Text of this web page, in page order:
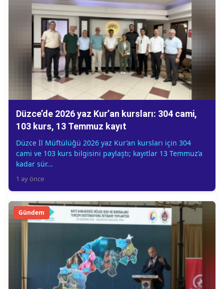
Düzce’de 2026 yaz Kur’an kursları: 304 cami,
103 kurs, 13 Temmuz kayıt
Düzce İl Müftülüğü 2026 yaz Kur’an kursları için 304
cami ve 103 kurs bilgisini paylaştı; kayıtlar 13 Temmuz’a
kadar sür...
1 ay önce
Gündem